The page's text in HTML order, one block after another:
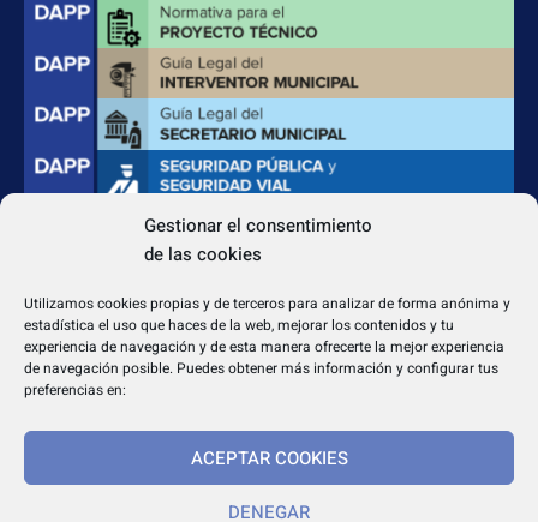
Gestionar el consentimiento
de las cookies
Utilizamos cookies propias y de terceros para analizar de forma anónima y
estadística el uso que haces de la web, mejorar los contenidos y tu
experiencia de navegación y de esta manera ofrecerte la mejor experiencia
de navegación posible. Puedes obtener más información y configurar tus
preferencias en:
ACEPTAR COOKIES
DENEGAR
dapp@dappeditorial.es
TEXTOS LEGALES